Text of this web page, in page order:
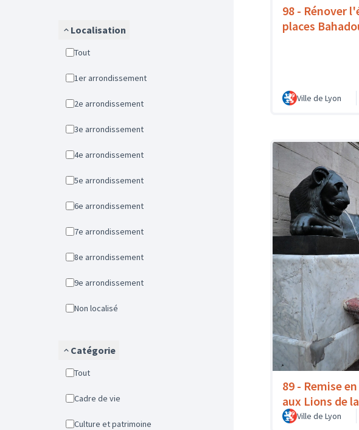
Localisation
Tout
1er arrondissement
2e arrondissement
3e arrondissement
4e arrondissement
5e arrondissement
6e arrondissement
7e arrondissement
8e arrondissement
9e arrondissement
Non localisé
Catégorie
Tout
Cadre de vie
Culture et patrimoine
98 - Rénover
places
Ville de Lyon
89 - Remise
aux Lions de
Ville de Lyon